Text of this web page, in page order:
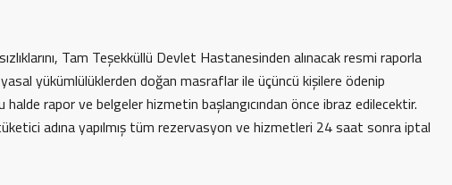
Tam Teşekküllü Devlet Hastanesinden alınacak resmi raporla
yükümlülüklerden doğan masraflar ile üçüncü kişilere ödenip
rapor ve belgeler hizmetin başlangıcından önce ibraz edilecektir.
adına yapılmış tüm rezervasyon ve hizmetleri 24 saat sonra iptal